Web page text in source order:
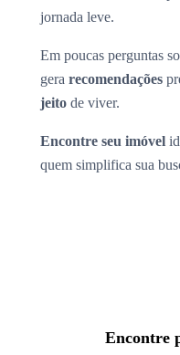
jornada leve.
Em poucas perguntas
gera recomendações
jeito de viver.
Encontre seu imóvel
quem simplifica sua
Encontre